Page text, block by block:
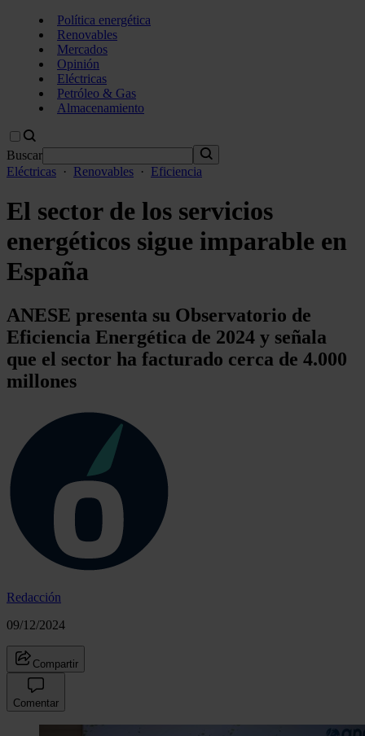
Política energética
Renovables
Mercados
Opinión
Eléctricas
Petróleo & Gas
Almacenamiento
Buscar
Eléctricas · Renovables · Eficiencia
El sector de los servicios
energéticos sigue imparable en
España
ANESE presenta su Observatorio de
Eficiencia Energética de 2024 y señala
que el sector ha facturado cerca de 4.000
millones
Redacción
09/12/2024
Compartir
Comentar